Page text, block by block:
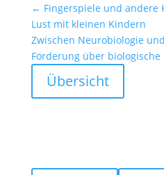
← Finger­spiele und
Lust mit kleinen Kindern
Zwischen Neuro­bio­logie
Förde­rung über biolo­gi­sche
Übersicht